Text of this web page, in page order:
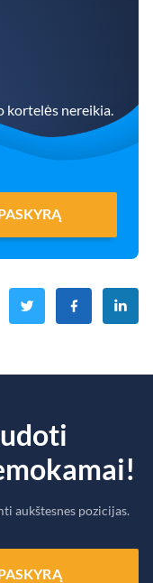
kortelės nereikia.
aukštesnes pozicijas.